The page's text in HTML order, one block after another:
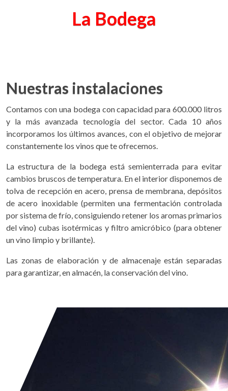
La Bodega
Nuestras instalaciones
Contamos con una bodega con capacidad para 600.000 litros
y la más avanzada tecnología del sector. Cada 10 años
incorporamos los últimos avances, con el objetivo de mejorar
constantemente los vinos que te ofrecemos.
La estructura de la bodega está semienterrada para evitar
cambios bruscos de temperatura. En el interior disponemos de
tolva de recepción en acero, prensa de membrana, depósitos
de acero inoxidable (permiten una fermentación controlada
por sistema de frío, consiguiendo retener los aromas primarios
del vino) cubas isotérmicas y filtro amicróbico (para obtener
un vino limpio y brillante).
Las zonas de elaboración y de almacenaje están separadas
para garantizar, en almacén, la conservación del vino.